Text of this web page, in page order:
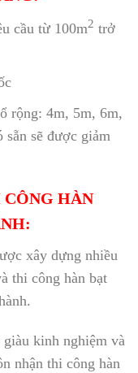
cầu từ 100m2 trở
rộng: 4m, 5m, 6m,
sẵn sẽ được giảm
HÀN
xây dựng nhiều
thi công hàn bạt
kinh nghiệm và
nhận thi công hàn